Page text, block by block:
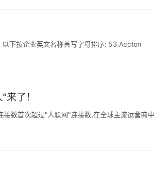
下按企业英文名称首写字母排序: 53.Accton
了！
数首次超过"人联网"连接数,在全球主流运营商